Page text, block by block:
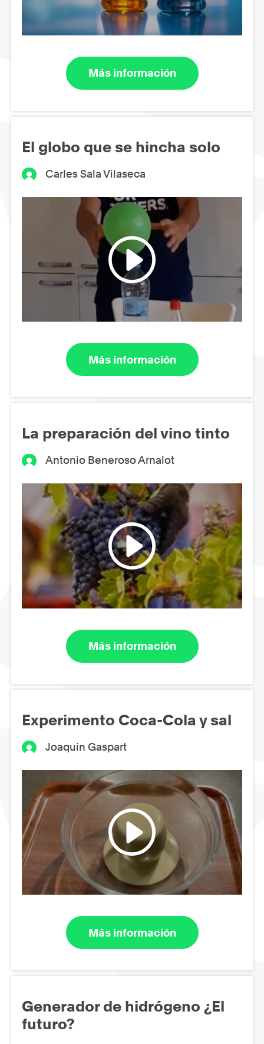
Más información
El globo que se hincha solo
Carles Sala Vilaseca
Más información
La preparación del vino tinto
Antonio Beneroso Arnalot
Más información
Experimento Coca-Cola y sal
Joaquin Gaspart
Más información
Generador de hidrógeno ¿El
futuro?